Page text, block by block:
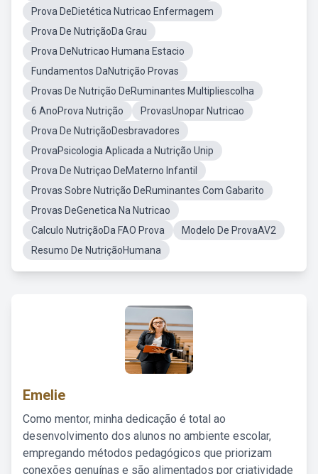
Prova DeDietética Nutricao Enfermagem
Prova De NutriçãoDa Grau
Prova DeNutricao Humana Estacio
Fundamentos DaNutrição Provas
Provas De Nutrição DeRuminantes Multipliescolha
6 AnoProva Nutrição
ProvasUnopar Nutricao
Prova De NutriçãoDesbravadores
ProvaPsicologia Aplicada a Nutrição Unip
Prova De Nutriçao DeMaterno Infantil
Provas Sobre Nutrição DeRuminantes Com Gabarito
Provas DeGenetica Na Nutricao
Calculo NutriçãoDa FAO Prova
Modelo De ProvaAV2
Resumo De NutriçãoHumana
Emelie
Como mentor, minha dedicação é total ao
desenvolvimento dos alunos no ambiente escolar,
empregando métodos pedagógicos que priorizam
conexões genuínas e são alimentados por criatividade